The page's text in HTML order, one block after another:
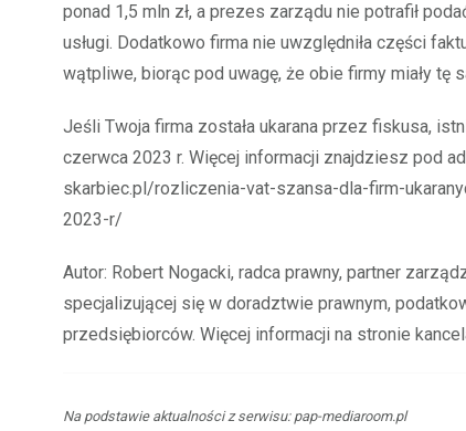
ponad 1,5 mln zł, a prezes zarządu nie potrafił
usługi. Dodatkowo firma nie uwzględniła części
wątpliwe, biorąc pod uwagę, że obie firmy miały tę
Jeśli Twoja firma została ukarana przez fiskusa,
czerwca 2023 r. Więcej informacji znajdziesz pod
skarbiec.pl/rozliczenia-vat-szansa-dla-firm-
2023-r/
Autor: Robert Nogacki, radca prawny, partner
specjalizującej się w doradztwie prawnym,
przedsiębiorców. Więcej informacji na stronie
Na podstawie aktualności z serwisu: pap-mediaroom.pl